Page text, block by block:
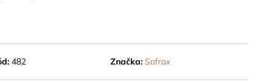
482 Značka: Safrax
8G, 1KS -